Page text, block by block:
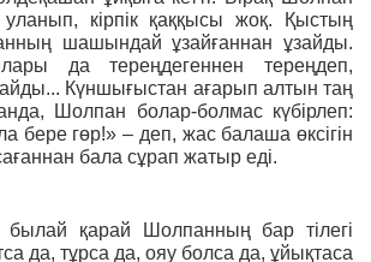
кірпік қаққысы жоқ. Қыстың
шашындай ұзайғаннан ұзайды.
да тереңдегеннен тереңдеп,
Күншығыстан ағарып алтын таң
Шолпан болар-болмас күбірлеп:
бере гөр!» – деп, жас балаша өксігін
бала сұрап жатыр еді.
қарай Шолпанның бар тілегі
да, тұрса да, ояу болса да, ұйықтаса